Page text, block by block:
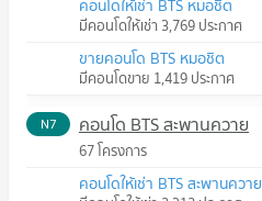
คอนโดให้เช่า BTS หมอชิต
มีคอนโดให้เช่า 3,769 ประกาศ
ขายคอนโด BTS หมอชิต
มีคอนโดขาย 1,419 ประกาศ
N7 คอนโด BTS สะพานควาย
67 โครงการ
คอนโดให้เช่า BTS สะพานควาย